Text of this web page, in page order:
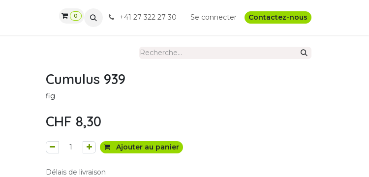
CGV 0 +41 27 322 27 30 Se connecter Contactez-nous
Cumulus 939
fig
CHF 8,30
Ajouter au panier
Délais de livraison